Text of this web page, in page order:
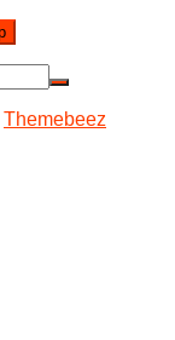
Themebeez